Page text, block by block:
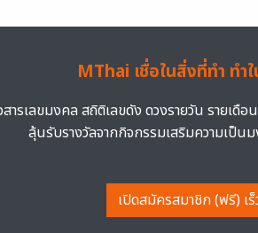
MThai เชื่อในสิ่งที่ทำ ทำ
สารเลขมงคล สถิติเลขดัง ดวงรายวัน รายเดื
ลุ้นรับรางวัลจากกิจกรรมเสริมความเป็น
เปิดสมัครสมาชิก (ฟรี) เ